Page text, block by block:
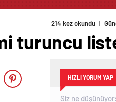
214 kez okundu |
turuncu
HIZLI YORUM YAP